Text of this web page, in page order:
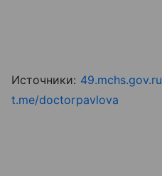
Источники: 49.mchs.gov.ru
t.me/doctorpavlova